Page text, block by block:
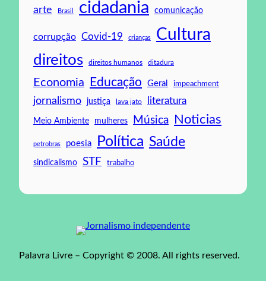
arte Brasil cidadania comunicação
corrupção Covid-19 crianças Cultura
direitos direitos humanos ditadura
Economia Educação Geral impeachment
jornalismo justiça lava jato literatura
Meio Ambiente mulheres Música Noticias
petrobras poesia Política Saúde
sindicalismo STF trabalho
Palavra Livre – Copyright © 2008. All rights reserved.